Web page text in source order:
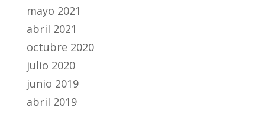
mayo 2021
abril 2021
octubre 2020
julio 2020
junio 2019
abril 2019